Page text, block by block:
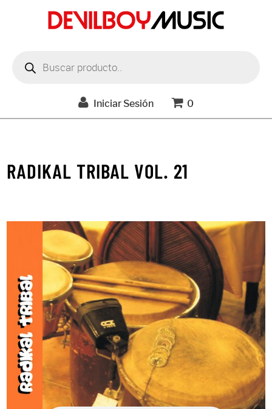
productos
Iniciar Sesión 0
RADIKAL TRIBAL VOL. 21